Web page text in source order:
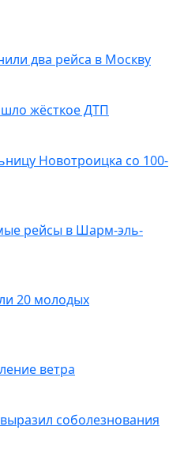
два рейса в Москву
жёсткое ДТП
Новотроицка со 100-
рейсы в Шарм-эль-
20 молодых
ветра
соболезнования